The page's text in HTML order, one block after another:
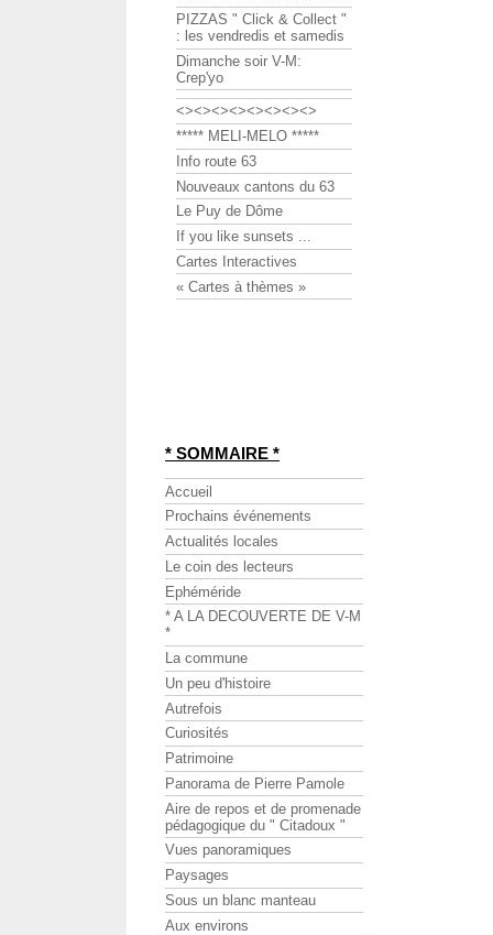
PIZZAS " Click & Collect "
: les vendredis et samedis
Dimanche soir V-M:
Crep'yo
<><><><><><><><>
***** MELI-MELO *****
Info route 63
Nouveaux cantons du 63
Le Puy de Dôme
If you like sunsets ...
Cartes Interactives
« Cartes à thèmes »
* SOMMAIRE *
Accueil
Prochains événements
Actualités locales
Le coin des lecteurs
Ephéméride
* A LA DECOUVERTE DE V-M
*
La commune
Un peu d'histoire
Autrefois
Curiosités
Patrimoine
Panorama de Pierre Pamole
Aire de repos et de promenade
pédagogique du " Citadoux "
Vues panoramiques
Paysages
Sous un blanc manteau
Aux environs